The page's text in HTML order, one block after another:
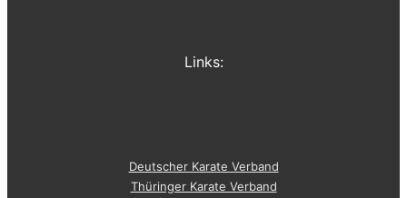
Links:
Deutscher Karate Verband
Thüringer Karate Verband